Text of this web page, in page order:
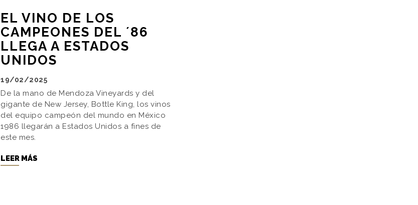
EL VINO DE LOS
CAMPEONES DEL ´86
LLEGA A ESTADOS
UNIDOS
19/02/2025
De la mano de Mendoza Vineyards y del
gigante de New Jersey, Bottle King, los vinos
del equipo campeón del mundo en México
1986 llegarán a Estados Unidos a fines de
este mes.
LEER MÁS